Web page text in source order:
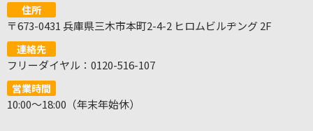
住所
〒673-0431 兵庫県三木市本町2-4-2 ヒロムビルヂング 2F
連絡先
フリーダイヤル：0120-516-107
営業時間
10:00～18:00（年末年始休）